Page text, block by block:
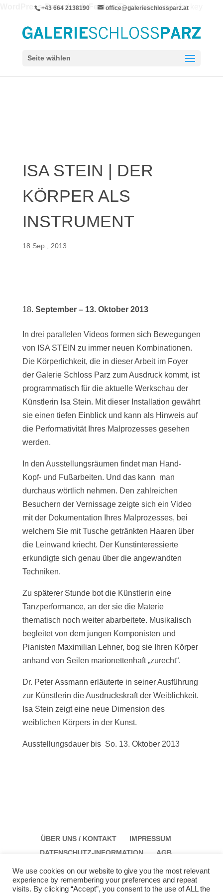
WordPress-Datenbank-Fehler:[Duplicate entry '' for key
ALTER TABLE `wpie_blc_links` ADD UNIQUE KEY
+43 664 2138190 office@galerieschlossparz.at
Seite wählen
ISA STEIN | DER
KÖRPER ALS
INSTRUMENT
18 Sep., 2013
September – 13. Oktober 2013
In drei parallelen Videos formen sich Bewegungen
von ISA STEIN zu immer neuen Kombinationen.
Die Körperlichkeit, die in dieser Arbeit im Foyer
der Galerie Schloss Parz zum Ausdruck kommt, ist
programmatisch für die aktuelle Werkschau der
Künstlerin Isa Stein. Mit dieser Installation gewährt
sie einen tiefen Einblick und kann als Hinweis auf
die Performativität Ihres Malprozesses gesehen
werden.
In den Ausstellungsräumen findet man Hand-
Kopf- und Fußarbeiten. Und das kann man
durchaus wörtlich nehmen. Den zahlreichen
Besuchern der Vernissage zeigte sich ein Video
mit der Dokumentation Ihres Malprozesses, bei
welchem Sie mit Tusche getränkten Haaren über
die Leinwand kriecht. Der Kunstinteressierte
erkundigte sich genau über die angewandten
Techniken.
Zu späterer Stunde bot die Künstlerin eine
Tanzperformance, an der sie die Materie
thematisch noch weiter abarbeitete. Musikalisch
begleitet von dem jungen Komponisten und
Pianisten Maximilian Lehner, bog sie Ihren Körper
anhand von Seilen marionettenhaft „zurecht“.
Dr. Peter Assmann erläuterte in seiner Ausführung
zur Künstlerin die Ausdruckskraft der Weiblichkeit.
Isa Stein zeigt eine neue Dimension des
weiblichen Körpers in der Kunst.
Ausstellungsdauer bis So. 13. Oktober 2013
ÜBER UNS / KONTAKT
IMPRESSUM
DATENSCHUTZ-INFORMATION
AGB
We use cookies on our website to give you the most relevant
experience by remembering your preferences and repeat
visits. By clicking “Accept”, you consent to the use of ALL the